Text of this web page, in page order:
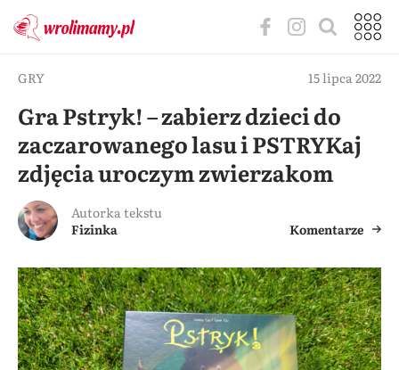
GRY 15 lipca 2022
Gra Pstryk! – zabierz dzieci do
zaczarowanego lasu i PSTRYKaj
zdjęcia uroczym zwierzakom
Autorka tekstu
Fizinka
Komentarze